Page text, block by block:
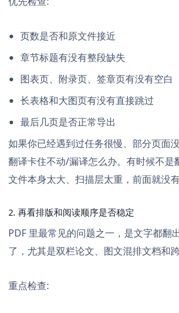
页数是否和原文件接近
章节标题有没有整段缺失
图表页、附录页、签章页有没有空白
长表格和大图页有没有直接跳过
最后几页是否正常导出
如果你已经遇到过任务很慢、部分页面
翻译卡住不动/漏译怎么办。有时候不是
文件本身太大、扫描层太重，前面就没有
2. 再看排版和阅读顺序是否稳定
PDF 里最常见的问题之一，是文字都翻
了，尤其是双栏论文、图文混排文档和跨
重点检查: